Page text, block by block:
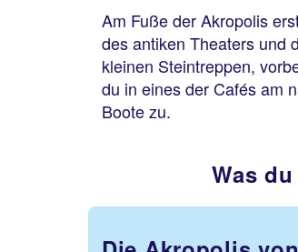
Am Fuße der Akropolis
des antiken Theaters und
kleinen Steintreppen,
du in eines der Cafés am
Boote zu.
Was